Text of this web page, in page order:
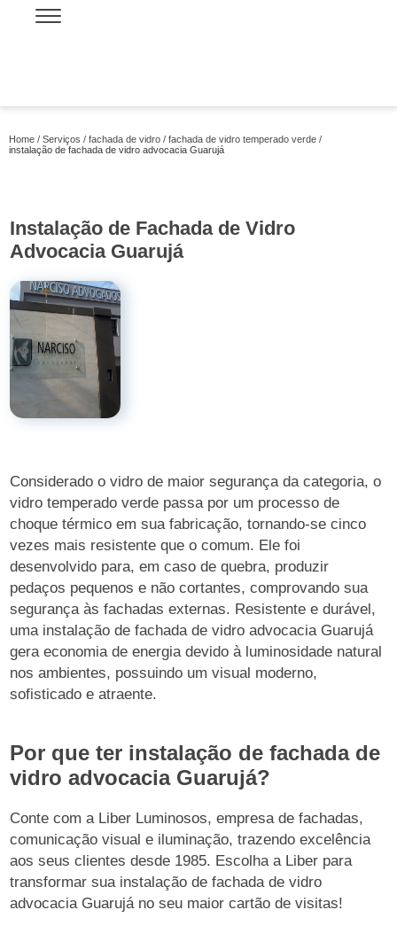
Home Serviços fachada de vidro
fachada de vidro temperado verde
instalação de fachada de vidro advocacia Guarujá
Instalação de Fachada de Vidro
Advocacia Guarujá
Considerado o vidro de maior segurança da categoria, o
vidro temperado verde passa por um processo de
choque térmico em sua fabricação, tornando-se cinco
vezes mais resistente que o comum. Ele foi
desenvolvido para, em caso de quebra, produzir
pedaços pequenos e não cortantes, comprovando sua
segurança às fachadas externas. Resistente e durável,
uma instalação de fachada de vidro advocacia Guarujá
gera economia de energia devido à luminosidade natural
nos ambientes, possuindo um visual moderno,
sofisticado e atraente.
Por que ter instalação de fachada de
vidro advocacia Guarujá?
Conte com a Liber Luminosos, empresa de fachadas,
comunicação visual e iluminação, trazendo excelência
aos seus clientes desde 1985. Escolha a Liber para
transformar sua instalação de fachada de vidro
advocacia Guarujá no seu maior cartão de visitas!